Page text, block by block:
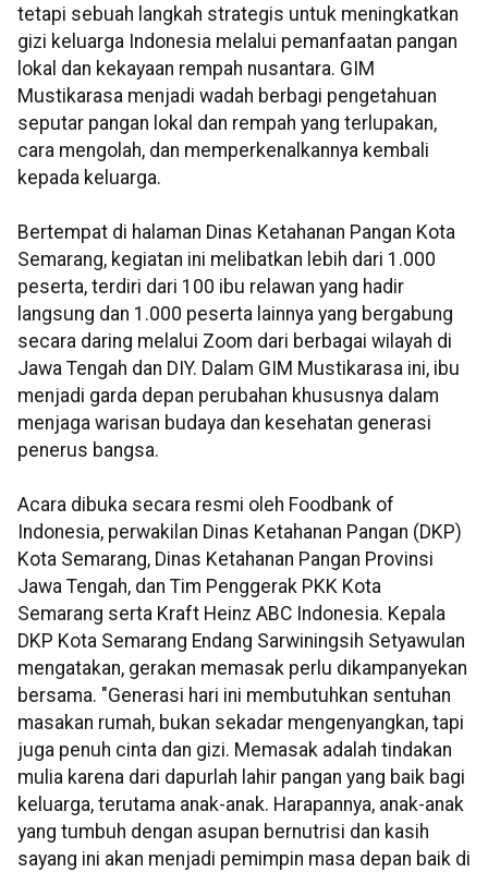
tetapi sebuah langkah strategis untuk meningkatkan
gizi keluarga Indonesia melalui pemanfaatan pangan
lokal dan kekayaan rempah nusantara. GIM
Mustikarasa menjadi wadah berbagi pengetahuan
seputar pangan lokal dan rempah yang terlupakan,
cara mengolah, dan memperkenalkannya kembali
kepada keluarga.
Bertempat di halaman Dinas Ketahanan Pangan Kota
Semarang, kegiatan ini melibatkan lebih dari 1.000
peserta, terdiri dari 100 ibu relawan yang hadir
langsung dan 1.000 peserta lainnya yang bergabung
secara daring melalui Zoom dari berbagai wilayah di
Jawa Tengah dan DIY. Dalam GIM Mustikarasa ini, ibu
menjadi garda depan perubahan khususnya dalam
menjaga warisan budaya dan kesehatan generasi
penerus bangsa.
Acara dibuka secara resmi oleh Foodbank of
Indonesia, perwakilan Dinas Ketahanan Pangan (DKP)
Kota Semarang, Dinas Ketahanan Pangan Provinsi
Jawa Tengah, dan Tim Penggerak PKK Kota
Semarang serta Kraft Heinz ABC Indonesia. Kepala
DKP Kota Semarang Endang Sarwiningsih Setyawulan
mengatakan, gerakan memasak perlu dikampanyekan
bersama. "Generasi hari ini membutuhkan sentuhan
masakan rumah, bukan sekadar mengenyangkan, tapi
juga penuh cinta dan gizi. Memasak adalah tindakan
mulia karena dari dapurlah lahir pangan yang baik bagi
keluarga, terutama anak-anak. Harapannya, anak-anak
yang tumbuh dengan asupan bernutrisi dan kasih
sayang ini akan menjadi pemimpin masa depan baik di